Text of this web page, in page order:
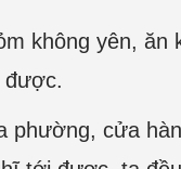
không yên, ăn
được.
phường, cửa